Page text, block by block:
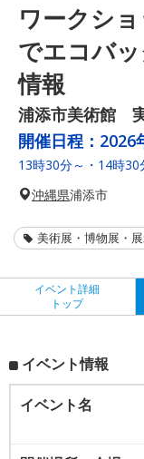
ワークシ
でエコバ
情報
浦添市美術館
開催日程： 2026
13時30分～・14時30
沖縄県浦添市
美術展・博物展・
イベント詳細
トップ
イベント情報
イベント名